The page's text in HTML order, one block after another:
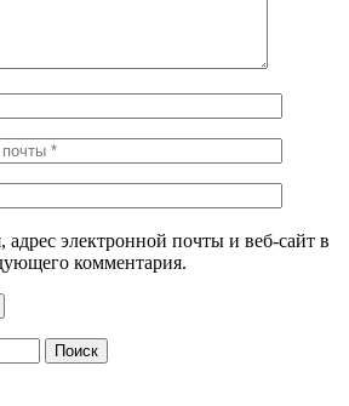
электронной почты и веб-сайт в
комментария.